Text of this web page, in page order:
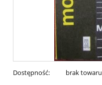
Dostępność: brak towaru